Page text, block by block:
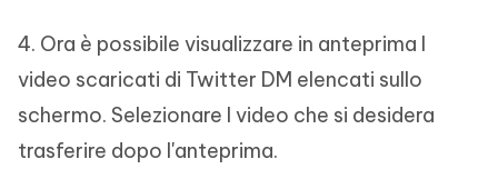
4. Ora è possibile visualizzare in anteprima I
video scaricati di Twitter DM elencati sullo
schermo. Selezionare I video che si desidera
trasferire dopo l'anteprima.